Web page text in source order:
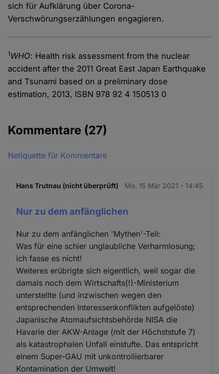
sich für Aufklärung über Corona-
Verschwörungserzählungen engagieren.
1WHO: Health risk assessment from the nuclear
accident after the 2011 Great East Japan Earthquake
and Tsunami based on a preliminary dose
estimation, 2013, ISBN 978 92 4 150513 0
Kommentare (27)
Netiquette für Kommentare
Hans Trutnau (nicht überprüft) Mo. 15 Mär 2021 - 14:45
Nur zu dem anfänglichen
Nur zu dem anfänglichen 'Mythen'-Teil:
Was für eine schier unglaubliche Verharmlosung;
ich fasse es nicht!
Weiteres erübrigte sich eigentlich, weil sogar die
damals noch dem Wirtschafts(!)-Ministerium
unterstellte (und inzwischen wegen den
entsprechenden Interessenkonflikten aufgelöste)
Japanische Atomaufsichtsbehörde NISA die
Havarie der AKW-Anlage (mit der Höchststufe 7)
als katastrophalen Unfall einstufte. Das entspricht
einem Super-GAU mit unkontrollierbarer
Kontamination der Umwelt!